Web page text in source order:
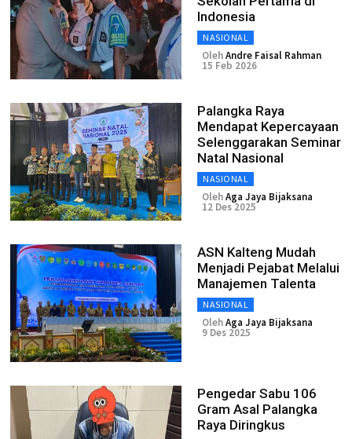
Indonesia
NASIONAL
OlehAndre Faisal Rahman
15 Feb 2026
‎Palangka Raya
Mendapat Kepercayaan
Selenggarakan Seminar
Natal Nasional
NASIONAL
OlehAga Jaya Bijaksana
12 Des 2025
‎ASN Kalteng Mudah
Menjadi Pejabat Melalui
Manajemen Talenta
NASIONAL
OlehAga Jaya Bijaksana
9 Des 2025
Pengedar Sabu 106
Gram Asal Palangka
Raya Diringkus